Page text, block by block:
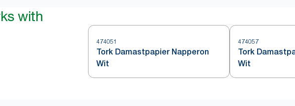
with
474051
Tork Damastpapier Napperon
Wit
474057
Tork
Wit